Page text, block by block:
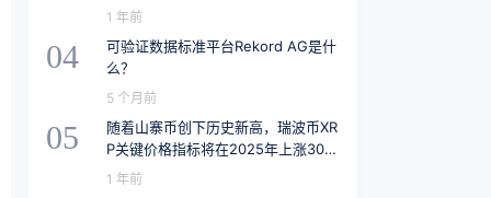
1 年前
04
可验证数据标准平台Rekord AG是什
么？
5 个月前
05
随着山寨币创下历史新高，瑞波币XR
P关键价格指标将在2025年上涨30
0%
1 年前